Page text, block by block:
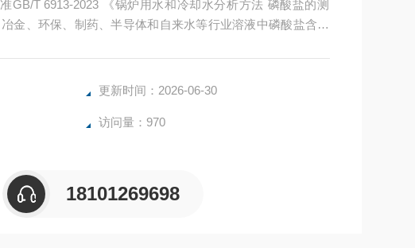
GB/T 6913-2023 《锅炉用水和冷却水分析方法 磷酸盐的测
金、环保、制药、半导体和自来水等行业溶液中磷酸盐含量
更新时间：2026-06-30
访问量：970
18101269698